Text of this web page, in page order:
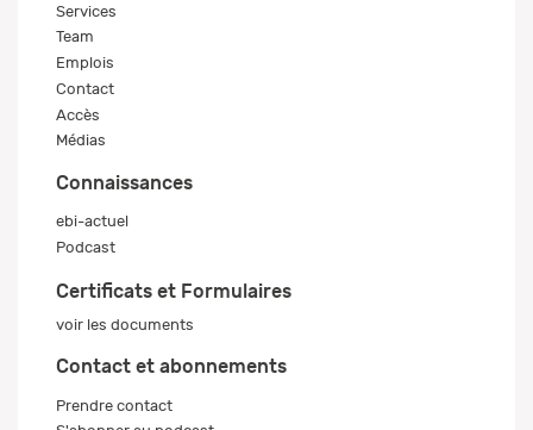
Services
Team
Emplois
Contact
Accès
Médias
Connaissances
ebi-actuel
Podcast
Certificats et Formulaires
voir les documents
Contact et abonnements
Prendre contact